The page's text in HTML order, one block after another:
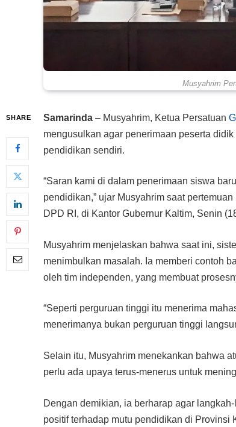
Musyahrim
SHARE Samarinda – Musyahrim, Ketua Persatuan
mengusulkan agar penerimaan peserta
pendidikan sendiri.
“Saran kami di dalam penerimaan siswa
pendidikan,” ujar Musyahrim saat
DPD RI, di Kantor Gubernur Kaltim, Senin
Musyahrim menjelaskan bahwa saat ini,
menimbulkan masalah. Ia memberi contoh
oleh tim independen, yang membuat
“Seperti perguruan tinggi itu menerima
menerimanya bukan perguruan tinggi
Selain itu, Musyahrim menekankan bahwa
perlu ada upaya terus-menerus untuk
Dengan demikian, ia berharap agar
positif terhadap mutu pendidikan di Provinsi